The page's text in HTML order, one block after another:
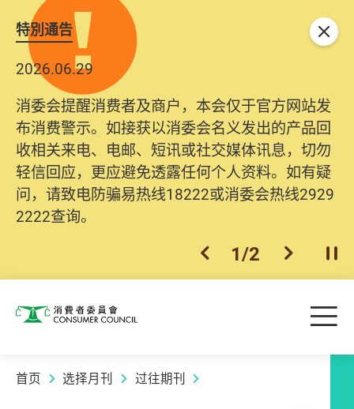
特別通告
2026.06.29
消委会提醒消费者及商户，本会仅于官方网站发
布消费警示。如接获以消委会名义发出的产品回
收相关来电、电邮、短讯或社交媒体讯息，切勿
轻信回应，更应避免透露任何个人资料。如有疑
问，请致电防骗易热线18222或消委会热线2929
2222查询。
上一个
1/2 下一个开
关闭
消费者委员会 目
首页 选择月刊 过往期刊